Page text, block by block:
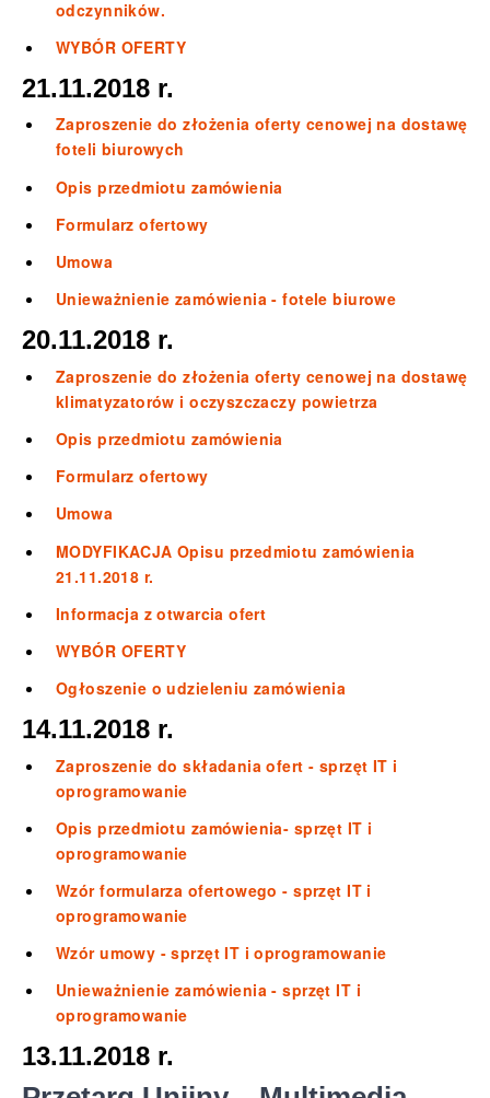
odczynników.
WYBÓR OFERTY
21.11.2018 r.
Zaproszenie do złożenia oferty cenowej na dostawę
foteli biurowych
Opis przedmiotu zamówienia
Formularz ofertowy
Umowa
Unieważnienie zamówienia - fotele biurowe
20.11.2018 r.
Zaproszenie do złożenia oferty cenowej na dostawę
klimatyzatorów i oczyszczaczy powietrza
Opis przedmiotu zamówienia
Formularz ofertowy
Umowa
MODYFIKACJA Opisu przedmiotu zamówienia
21.11.2018 r.
Informacja z otwarcia ofert
WYBÓR OFERTY
Ogłoszenie o udzieleniu zamówienia
14.11.2018 r.
Zaproszenie do składania ofert - sprzęt IT i
oprogramowanie
Opis przedmiotu zamówienia- sprzęt IT i
oprogramowanie
Wzór formularza ofertowego - sprzęt IT i
oprogramowanie
Wzór umowy - sprzęt IT i oprogramowanie
Unieważnienie zamówienia - sprzęt IT i
oprogramowanie
13.11.2018 r.